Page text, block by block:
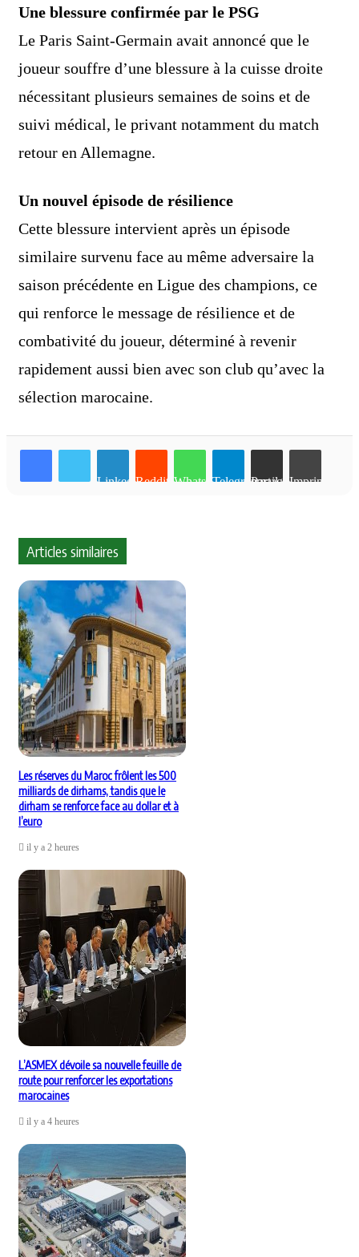
Une blessure confirmée par le PSG
Le Paris Saint-Germain avait annoncé que le
joueur souffre d’une blessure à la cuisse droite
nécessitant plusieurs semaines de soins et de
suivi médical, le privant notamment du match
retour en Allemagne.
Un nouvel épisode de résilience
Cette blessure intervient après un épisode
similaire survenu face au même adversaire la
saison précédente en Ligue des champions, ce
qui renforce le message de résilience et de
combativité du joueur, déterminé à revenir
rapidement aussi bien avec son club qu’avec la
sélection marocaine.
LinkedinReddit WhatsAppTelegramPartager par email Imprimer
Articles similaires
Les réserves du Maroc frôlent les 500
milliards de dirhams, tandis que le
dirham se renforce face au dollar et à
l’euro
il y a 2 heures
L’ASMEX dévoile sa nouvelle feuille de
route pour renforcer les exportations
marocaines
il y a 4 heures